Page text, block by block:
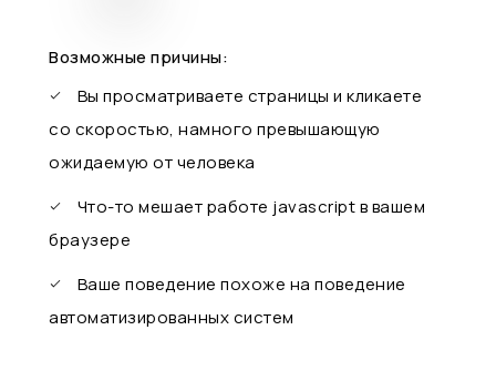
Возможные причины:
Вы просматриваете страницы и кликаете
со скоростью, намного превышающую
ожидаемую от человека
Что-то мешает работе javascript в вашем
браузере
Ваше поведение похоже на поведение
автоматизированных систем